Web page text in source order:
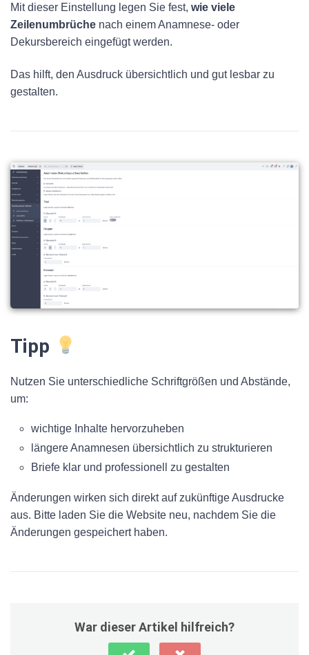
Mit dieser Einstellung legen Sie fest, wie viele
Zeilenumbrüche nach einem Anamnese- oder
Dekursbereich eingefügt werden.
Das hilft, den Ausdruck übersichtlich und gut lesbar zu
gestalten.
Tipp
Nutzen Sie unterschiedliche Schriftgrößen und Abstände,
um:
wichtige Inhalte hervorzuheben
längere Anamnesen übersichtlich zu strukturieren
Briefe klar und professionell zu gestalten
Änderungen wirken sich direkt auf zukünftige Ausdrucke
aus. Bitte laden Sie die Website neu, nachdem Sie die
Änderungen gespeichert haben.
War dieser Artikel hilfreich?